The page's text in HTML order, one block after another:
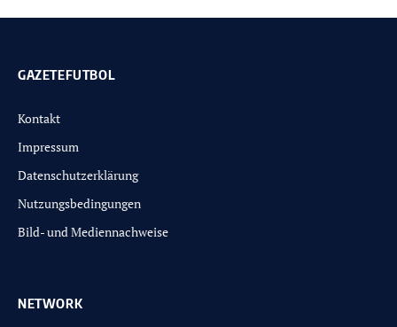
GAZETEFUTBOL
Kontakt
Impressum
Datenschutzerklärung
Nutzungsbedingungen
Bild- und Mediennachweise
NETWORK